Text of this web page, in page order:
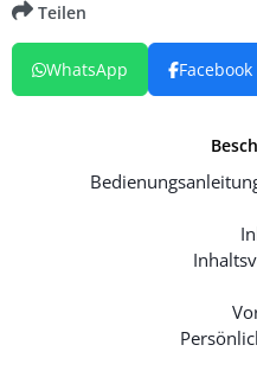
Teilen
WhatsApp Facebook